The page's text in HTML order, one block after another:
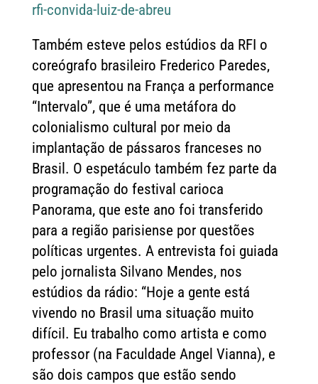
rfi-convida-luiz-de-abreu
Também esteve pelos estúdios da RFI o
coreógrafo brasileiro Frederico Paredes,
que apresentou na França a performance
“Intervalo”, que é uma metáfora do
colonialismo cultural por meio da
implantação de pássaros franceses no
Brasil. O espetáculo também fez parte da
programação do festival carioca
Panorama, que este ano foi transferido
para a região parisiense por questões
políticas urgentes. A entrevista foi guiada
pelo jornalista Silvano Mendes, nos
estúdios da rádio: “Hoje a gente está
vivendo no Brasil uma situação muito
difícil. Eu trabalho como artista e como
professor (na Faculdade Angel Vianna), e
são dois campos que estão sendo